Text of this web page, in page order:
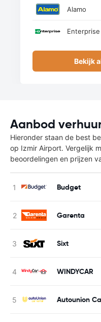
Alamo
Enterprise
Bekijk
Aanbod
Hieronder staan de best
op Izmir Airport. Vergelijk
beoordelingen en prijzen
Budget
Garenta
Sixt
WINDYCAR
Autounion